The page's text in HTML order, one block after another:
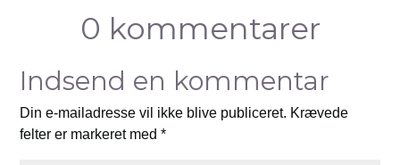
0 kommentarer
Indsend en kommentar
Din e-mailadresse vil ikke blive publiceret. Krævede
felter er markeret med*